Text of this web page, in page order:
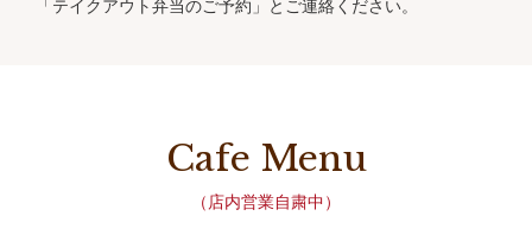
「テイクアウト弁当のご予約」とご連絡ください。
Cafe Menu
（店内営業自粛中）